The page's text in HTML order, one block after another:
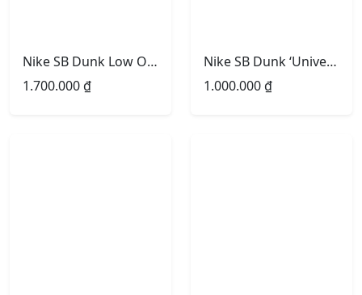
Nike SB Dunk Low Otomo Brown -Size 41
1.700.000₫
Nike SB Dunk ‘University Blue’
1.000.000₫